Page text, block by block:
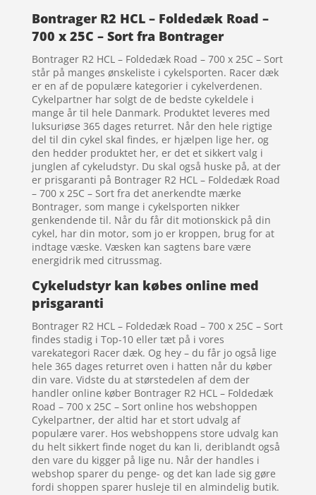
Bontrager R2 HCL – Foldedæk Road –
700 x 25C – Sort fra Bontrager
Bontrager R2 HCL – Foldedæk Road – 700 x 25C – Sort
står på manges ønskeliste i cykelsporten. Racer dæk
er en af de populære kategorier i cykelverdenen.
Cykelpartner har solgt de de bedste cykeldele i
mange år til hele Danmark. Produktet leveres med
luksuriøse 365 dages returret. Når den hele rigtige
del til din cykel skal findes, er hjælpen lige her, og
den hedder produktet her, er det et sikkert valg i
junglen af cykeludstyr. Du skal også huske på, at der
er prisgaranti på Bontrager R2 HCL – Foldedæk Road
– 700 x 25C – Sort fra det anerkendte mærke
Bontrager, som mange i cykelsporten nikker
genkendende til. Når du får dit motionskick på din
cykel, har din motor, som jo er kroppen, brug for at
indtage væske. Væsken kan sagtens bare være
energidrik med citrussmag.
Cykeludstyr kan købes online med
prisgaranti
Bontrager R2 HCL – Foldedæk Road – 700 x 25C – Sort
findes stadig i Top-10 eller tæt på i vores
varekategori Racer dæk. Og hey – du får jo også lige
hele 365 dages returret oven i hatten når du køber
din vare. Vidste du at størstedelen af dem der
handler online køber Bontrager R2 HCL – Foldedæk
Road – 700 x 25C – Sort online hos webshoppen
Cykelpartner, der altid har et stort udvalg af
populære varer. Hos webshoppens store udvalg kan
du helt sikkert finde noget du kan li, deriblandt også
den vare du kigger på lige nu. Når der handles i
webshop sparer du penge- og det kan lade sig gøre
fordi shoppen sparer husleje til en almindelig butik.